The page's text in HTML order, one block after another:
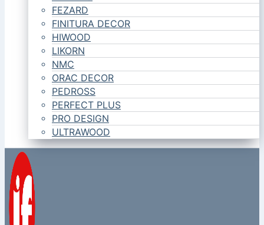
FEZARD
FINITURA DECOR
HIWOOD
LIKORN
NMC
ORAC DECOR
PEDROSS
PERFECT PLUS
PRO DESIGN
ULTRAWOOD